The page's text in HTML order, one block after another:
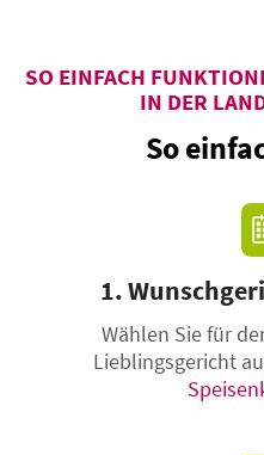
So
SO EINFACH
IN DER
1.
Wählen Sie für
Lieblingsgericht